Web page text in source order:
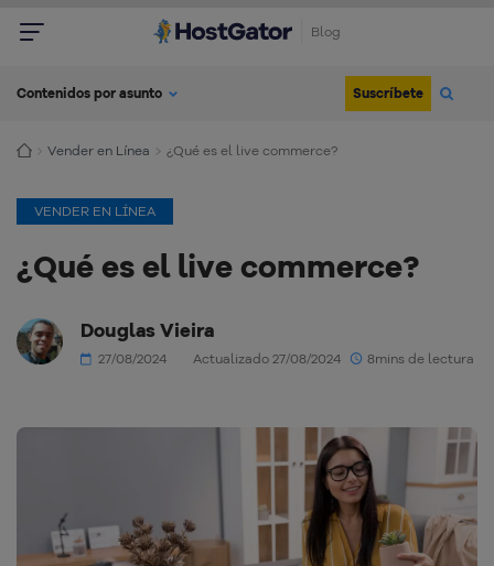
Blog
Contenidos por asunto Suscríbete
Vender en Línea ¿Qué es el live commerce?
VENDER EN LÍNEA
¿Qué es el live commerce?
Douglas Vieira
27/08/2024 Actualizado 27/08/2024 8mins de lectura